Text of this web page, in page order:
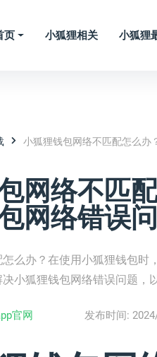
页 小狐狸相关 小狐狸
小狐狸钱包网络不匹配怎么办
网络不匹
网络错误
么办？在使用小狐狸钱包
小狐狸钱包网络错误问题，
官网 发布时间: